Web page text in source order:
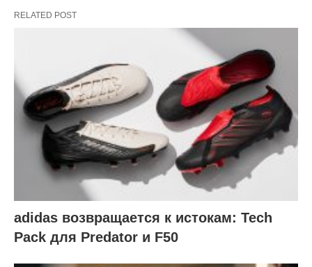
RELATED POST
adidas возвращается к истокам: Tech
Pack для Predator и F50